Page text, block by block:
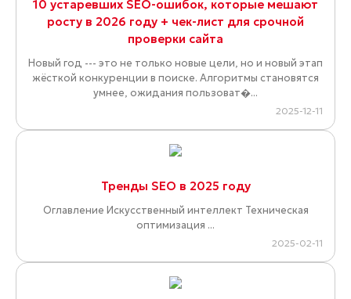
10 устаревших SEO-ошибок, которые мешают
росту в 2026 году + чек-лист для срочной
проверки сайта
Новый год --- это не только новые цели, но и новый этап
жёсткой конкуренции в поиске. Алгоритмы становятся
умнее, ожидания пользоват�...
2025-12-11
Тренды SEO в 2025 году
Оглавление Искусственный интеллект Техническая
оптимизация ...
2025-02-11